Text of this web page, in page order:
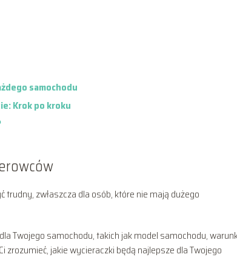
samochodu
Krok po kroku
trudny, zwłaszcza dla osób, które nie mają dużego
Twojego samochodu, takich jak model samochodu,
jakie wycieraczki będą najlepsze dla Twojego